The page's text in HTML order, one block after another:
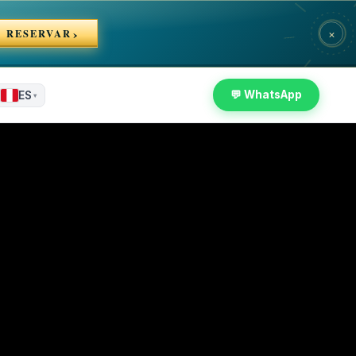
RESERVAR ×
ES ▾ 💬 WhatsApp